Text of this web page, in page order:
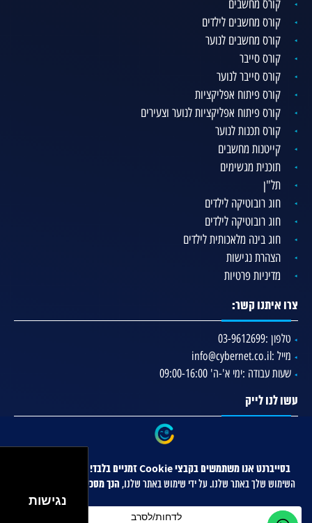
קורס מחשבים
קורס מחשבים לילדים
קורס מחשבים לנוער
קורס סייבר
קורס סייבר לנוער
קורס פיתוח אפליקציות
קורס פיתוח אפליקציות לנוער וצעירים
קורס תכנות לנוער
קייטנות מחשבים
תוכנית מגשימים
תל"ן
חוג רובוטיקה לילדים
חוג רובוטיקה לילדים
חוג בינה מלאכותית לילדים
הצהרת נגישות
מדיניות פרטיות
צרו איתנו קשר:
טלפון :03-9612699
מייל : info@cybernet.co.il
שעות עבודה :ימי א'-ה' 09:00-16:00
עשו לנו לייק
נגישות